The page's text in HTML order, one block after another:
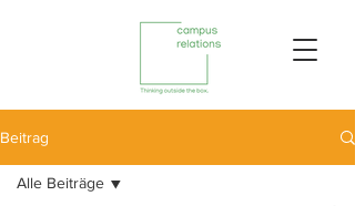
Beitrag
Alle Beiträge